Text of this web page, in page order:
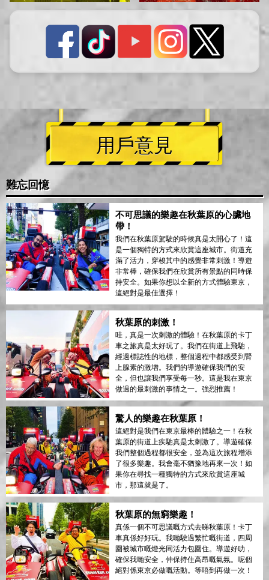
用戶意見
難忘回憶
不可思議的樂趣在秋葉原的心臟地
帶！
我們在秋葉原駕駛的時候真是太開心了！這
是一個獨特的方式來欣賞這座城市。街道充
滿了活力，穿梭其中的感覺非常刺激！導遊
非常棒，確保我們在欣賞所有景點的同時保
持安全。如果你想以全新的方式體驗東京，
這絕對是最佳選擇！
秋葉原的刺激！
哇，真是一次刺激的體驗！在秋葉原的卡丁
車之旅真是太好玩了。我們在街道上飛馳，
經過標誌性的地標，整個過程中都感受到腎
上腺素的激增。我們的導遊確保我們的安
全，但也讓我們享受每一秒。這是我在東京
做過的最刺激的事情之一。強烈推薦！
驚人的樂趣在秋葉原！
這絕對是我們在東京最棒的體驗之一！在秋
葉原的街道上疾馳真是太刺激了。導遊確保
我們整個過程都很安全，並為這次旅程增添
了很多樂趣。我會毫不猶豫地再來一次！如
果你在尋找一種獨特的方式來欣賞這座城
市，那這就是了。
秋葉原的無窮樂趣！
真係一個不可思議嘅方式去睇秋葉原！卡丁
車真係好好玩。我哋駛過繁忙嘅街道，四周
圍被城市嘅燈光同活力包圍住。導遊好叻，
確保我哋安全，仲保持住高昂嘅氣氛。呢個
絕對係東京必做嘅活動。等唔到再做一次！